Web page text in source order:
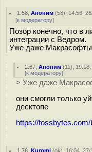
1.58 ,Аноним (58), 14:56,
[к модератору]
Позор конечно, что в
интеграции с Ведром.
Уже даже Макрасофты
2.67 ,Аноним (11),
[к модератору]
> Уже даже
они смогли только
десктопе
https://
1.76 ,Kuromi (ok), 16:04, 27/